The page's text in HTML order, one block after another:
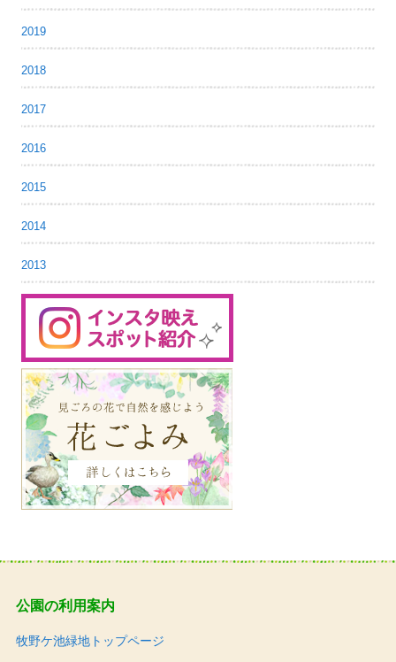
2019
2018
2017
2016
2015
2014
2013
公園の利用案内
牧野ケ池緑地トップページ